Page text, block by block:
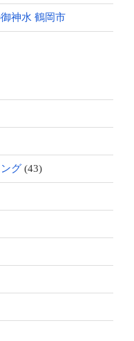
神水 鶴岡市
グ (43)